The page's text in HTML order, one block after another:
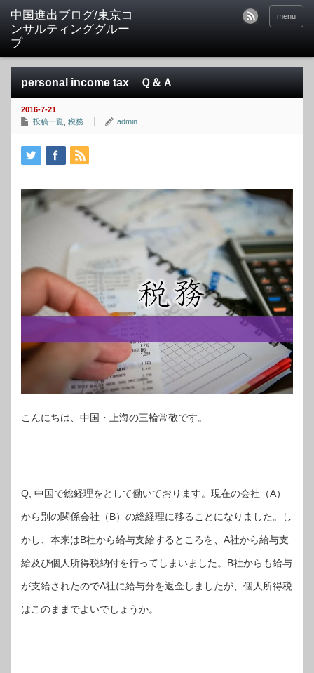
中国進出ブログ/東京コ
ンサルティンググルー
プ
menu
personal income tax Ｑ＆Ａ
2016-7-21
投稿一覧 税務 admin
こんにちは、中国・上海の三輪常敬です。
Q, 中国で総経理をとして働いております。現在の会社（A）
から別の関係会社（B）の総経理に移ることになりました。し
かし、本来はB社から給与支給するところを、A社から給与支
給及び個人所得税納付を行ってしまいました。B社からも給与
が支給されたのでA社に給与分を返金しましたが、個人所得税
はこのままでよいでしょうか。